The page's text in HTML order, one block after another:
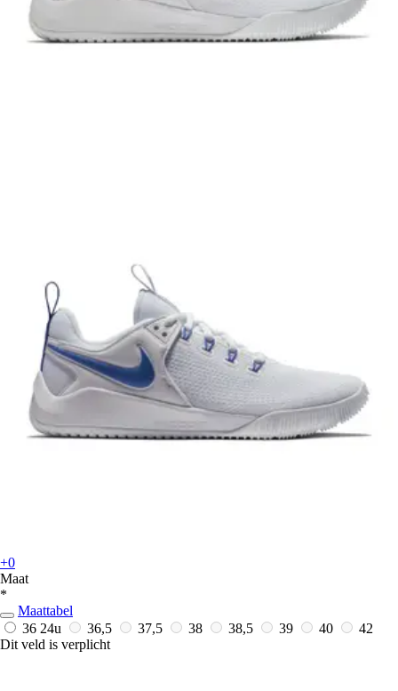
+0
Maat
*
Maattabel
36 24u 36,5 37,5 38 38,5 39 40
42
Dit veld is verplicht